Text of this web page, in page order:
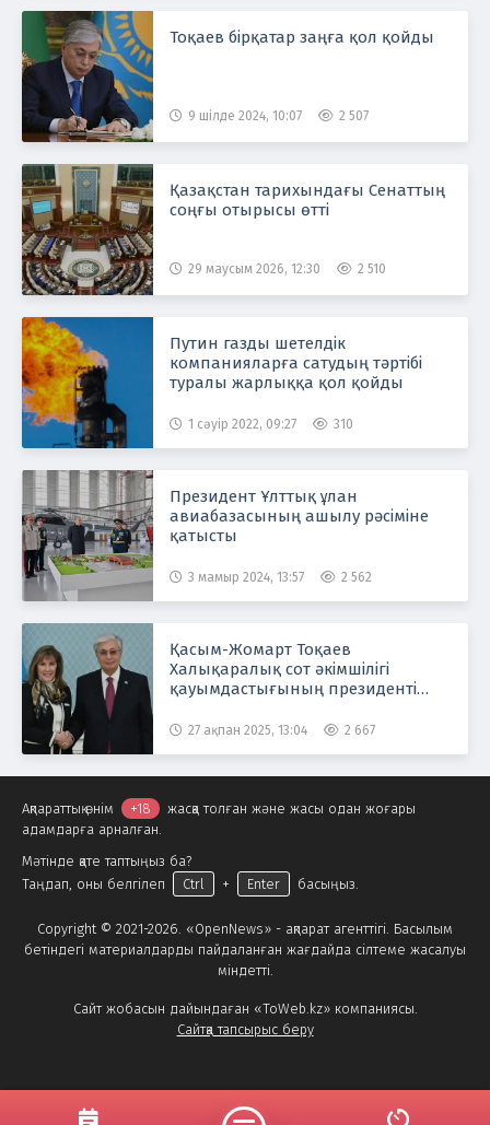
Тоқаев бірқатар заңға қол қойды
9 шілде 2024, 10:07 2 507
Қазақстан тарихындағы Сенаттың
соңғы отырысы өтті
29 маусым 2026, 12:30 2 510
Путин газды шетелдік
компанияларға сатудың тәртібі
туралы жарлыққа қол қойды
1 сәуір 2022, 09:27 310
Президент Ұлттық ұлан
авиабазасының ашылу рәсіміне
қатысты
3 мамыр 2024, 13:57 2 562
Қасым-Жомарт Тоқаев
Халықаралық сот әкімшілігі
қауымдастығының президенті
27 ақпан 2025, 13:04 2 667
Copyright © 2021-2026. «OpenNews» - ақпарат агенттігі. Басылым
бетіндегі материалдарды пайдаланған жағдайда сілтеме жасалуы
міндетті.
Сайт жобасын дайындаған «ToWeb.kz» компаниясы.
Сайтқа тапсырыс беру
Ақпараттық өнім +18
жасқа толған және жасы одан жоғары
адамдарға арналған.
Мәтінде қате таптыңыз ба?
Таңдап, оны белгілеп
Ctrl + Enter басыңыз.